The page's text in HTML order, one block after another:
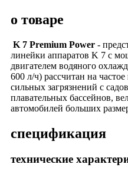
о товаре
K 7 Premium Power -
линейки аппаратов K 7 с
двигателем водяного
600 л/ч) рассчитан на
сильных загрязнений с
плавательных бассейнов,
автомобилей больших
спецификация
технические